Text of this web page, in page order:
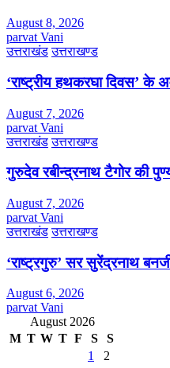
August 8, 2026
parvat Vani
उत्तराखंड उत्तराखण्ड
‘राष्ट्रीय हथकरघा दिवस’ के
August 7, 2026
parvat Vani
उत्तराखंड उत्तराखण्ड
गुरुदेव रबीन्द्रनाथ टैगोर की
August 7, 2026
parvat Vani
उत्तराखंड उत्तराखण्ड
‘राष्ट्रगुरु’ सर सुरेंद्रनाथ
August 6, 2026
parvat Vani
August 2026
M T W T F S
S
1
2